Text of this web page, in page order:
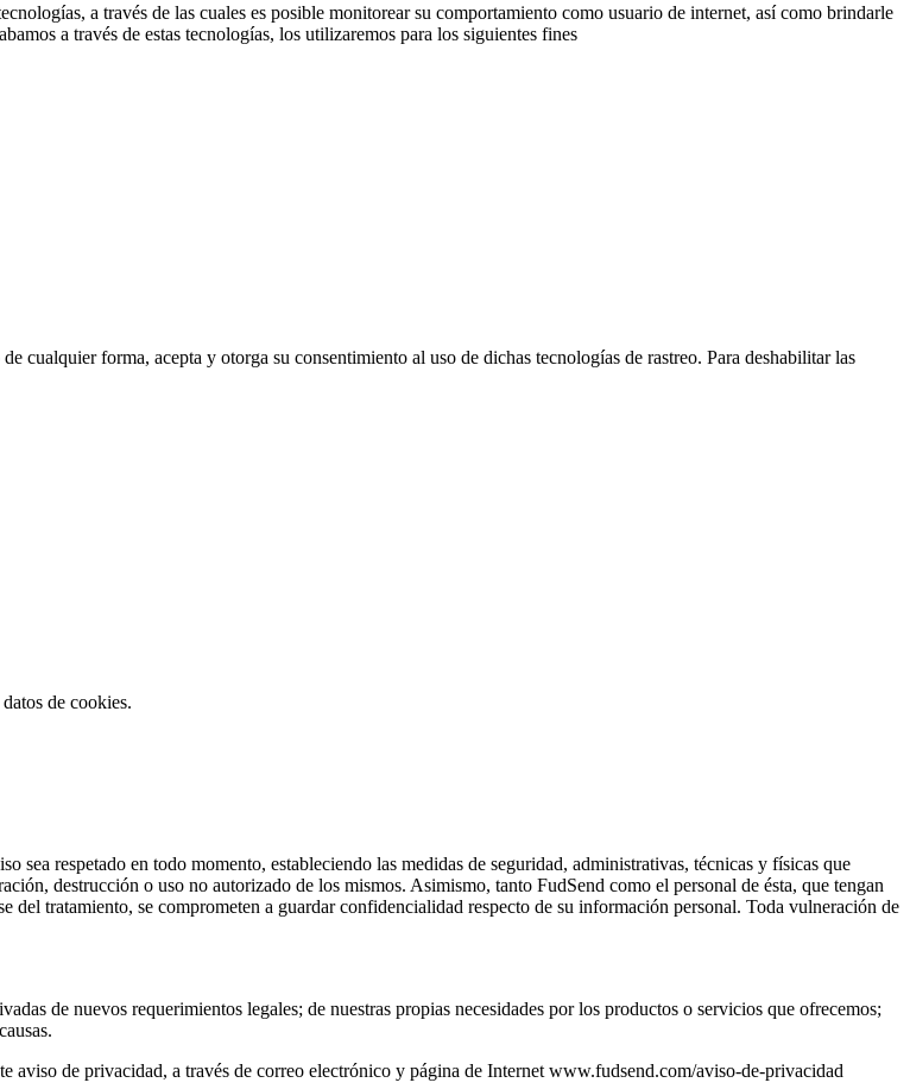
a través de las cuales es posible monitorear su comportamiento como usuario de internet, así como brindarle
a través de estas tecnologías, los utilizaremos para los siguientes fines
cualquier forma, acepta y otorga su consentimiento al uso de dichas tecnologías de rastreo. Para deshabilitar las
de cookies.
sea respetado en todo momento, estableciendo las medidas de seguridad, administrativas, técnicas y físicas que
destrucción o uso no autorizado de los mismos. Asimismo, tanto FudSend como el personal de ésta, que tengan
del tratamiento, se comprometen a guardar confidencialidad respecto de su información personal. Toda vulneración de
de nuevos requerimientos legales; de nuestras propias necesidades por los productos o servicios que ofrecemos;
aviso de privacidad, a través de correo electrónico y página de Internet www.fudsend.com/aviso-de-privacidad